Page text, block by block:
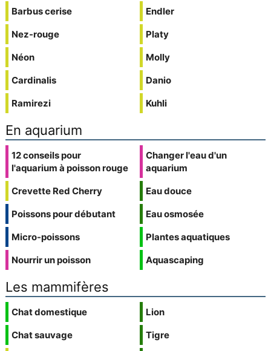
Barbus cerise
Nez-rouge
Néon
Cardinalis
Ramirezi
Endler
Platy
Molly
Danio
Kuhli
En aquarium
12 conseils pour
l'aquarium à poisson rouge
Crevette Red Cherry
Poissons pour débutant
Micro-poissons
Nourrir un poisson
Changer l'eau d'un
aquarium
Eau douce
Eau osmosée
Plantes aquatiques
Aquascaping
Les mammifères
Chat domestique
Chat sauvage
Lion
Tigre